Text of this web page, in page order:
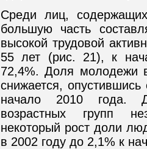
Среди лиц,
большую часть
высокой трудовой
55 лет (рис. 21), к
72,4%. Доля молодежи
снижается,
начало 2010 года.
возрастных групп
некоторый рост доли
в 2002 году до 2,1% к